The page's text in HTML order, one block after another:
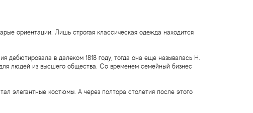
ориентации. Лишь строгая классическая одежда находится
дебютировала в далеком 1818 году, тогда она еще называлась H.
людей из высшего общества. Со временем семейный бизнес
элегантные костюмы. А через полтора столетия после этого